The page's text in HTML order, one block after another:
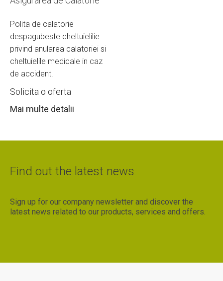
Polita de calatorie
despagubeste cheltuielilie
privind anularea calatoriei si
cheltuielile medicale in caz
de accident.
Solicita o oferta
Mai multe detalii
Find out the latest news
Sign up for our company newsletter and discover the
latest news related to our products, services and offers.